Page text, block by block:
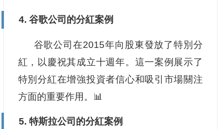
4. 谷歌公司的分紅案例
谷歌公司在2015年向股東發放了特別分
紅，以慶祝其成立十週年。這一案例展示了
特別分紅在增強投資者信心和吸引市場關注
方面的重要作用。📊
5. 特斯拉公司的分紅案例